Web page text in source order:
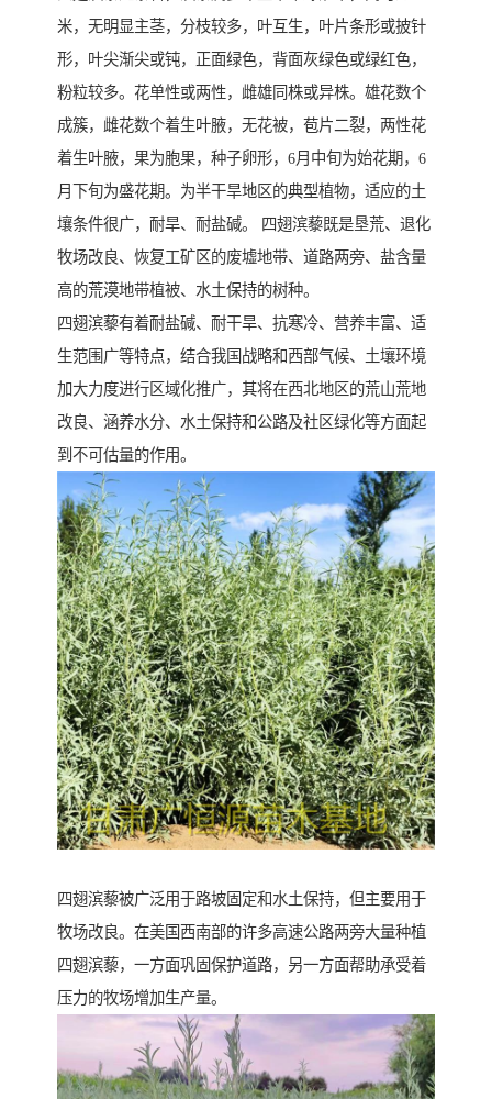
米，无明显主茎，分枝较多，叶互生，叶片条形或披针
形，叶尖渐尖或钝，正面绿色，背面灰绿色或绿红色，
粉粒较多。花单性或两性，雌雄同株或异株。雄花数个
成簇，雌花数个着生叶腋，无花被，苞片二裂，两性花
着生叶腋，果为胞果，种子卵形，6月中旬为始花期，6
月下旬为盛花期。为半干旱地区的典型植物，适应的土
壤条件很广，耐旱、耐盐碱。 四翅滨藜既是垦荒、退化
牧场改良、恢复工矿区的废墟地带、道路两旁、盐含量
高的荒漠地带植被、水土保持的树种。
四翅滨藜有着耐盐碱、耐干旱、抗寒冷、营养丰富、适
生范围广等特点，结合我国战略和西部气候、土壤环境
加大力度进行区域化推广，其将在西北地区的荒山荒地
改良、涵养水分、水土保持和公路及社区绿化等方面起
到不可估量的作用。
四翅滨藜被广泛用于路坡固定和水土保持，但主要用于
牧场改良。在美国西南部的许多高速公路两旁大量种植
四翅滨藜，一方面巩固保护道路，另一方面帮助承受着
压力的牧场增加生产量。